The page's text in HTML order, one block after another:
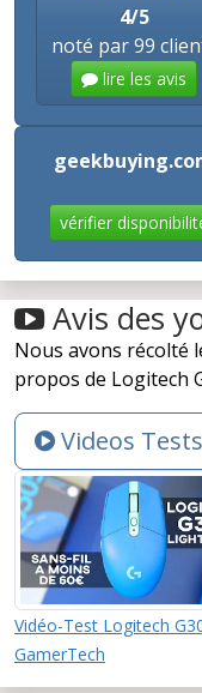
4/5
noté par 99
lire les avis
vérifier
Avis des
Nous avons récolté
propos de Logitech
Videos
Vidéo-Test Logitech
GamerTech